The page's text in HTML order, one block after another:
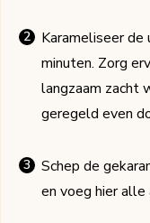
Karameliseer de
minuten. Zorg
langzaam zacht
geregeld even
Schep de
en voeg hier alle